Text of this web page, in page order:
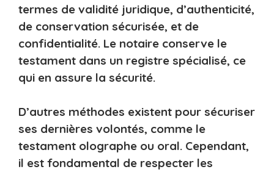
termes de validité juridique, d’authenticité,
de conservation sécurisée, et de
confidentialité. Le notaire conserve le
testament dans un registre spécialisé, ce
qui en assure la sécurité.
D’autres méthodes existent pour sécuriser
ses dernières volontés, comme le
testament olographe ou oral. Cependant,
il est fondamental de respecter les